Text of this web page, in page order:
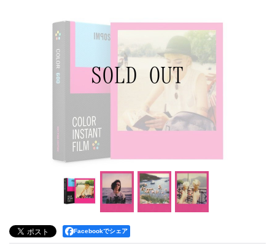
Facebookでシェア